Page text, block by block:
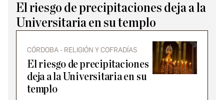
El riesgo de precipitaciones deja a la
Universitaria en su templo
CÓRDOBA - RELIGIÓN Y COFRADÍAS
El riesgo de precipitaciones
deja a la Universitaria en su
templo